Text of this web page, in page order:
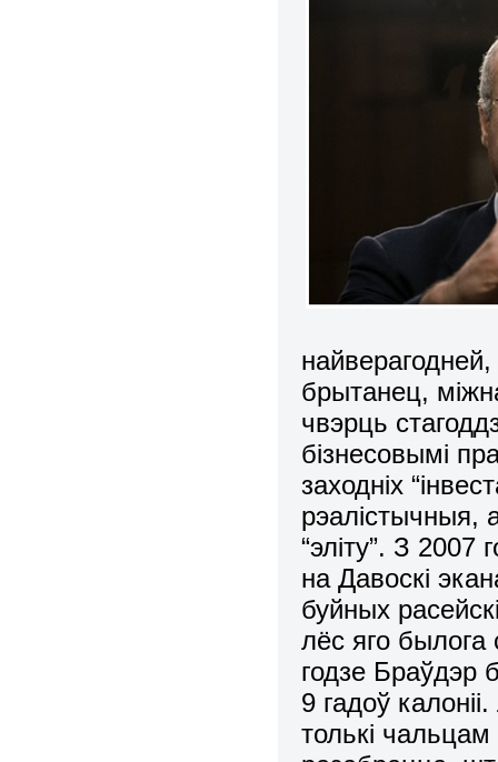
брытанец,
чвэрць
бізнесовымі
заходніх
рэалістычныя,
“эліту”. З
на Давоскі
буйных
лёс яго былога
годзе Браўдэр
9 гадоў
толькі